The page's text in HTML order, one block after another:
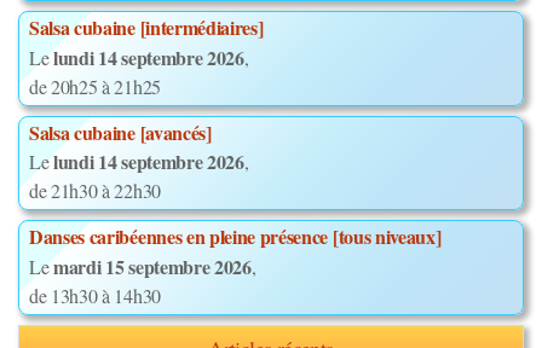
Salsa cubaine [intermédiaires]
Lelundi 14 septembre 2026,
de 20h25 à 21h25
Salsa cubaine [avancés]
Lelundi 14 septembre 2026,
de 21h30 à 22h30
Danses caribéennes en pleine présence [tous niveaux]
Lemardi 15 septembre 2026,
de 13h30 à 14h30